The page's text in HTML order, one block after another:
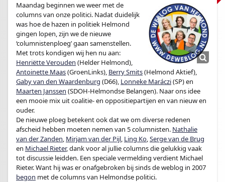
Maandag beginnen we weer met de
columns van onze politici. Nadat duidelijk
was hoe de hazen in politiek Helmond
gingen lopen, zijn we de nieuwe
‘columnistenploeg’ gaan samenstellen.
Met trots kondigen wij hen nu aan:
Henriëtte Verouden (Helder Helmond),
Antoinette Maas(GroenLinks), Berry Smits(Helmond Aktief),
Gaby van den Waardenburg (D66), Lonneke Maráczi(SP) en
Maarten Janssen (SDOH-Helmondse Belangen). Naar ons idee
een mooie mix uit coalitie- en oppositiepartijen en van nieuw en
ouder.
De nieuwe ploeg betekent ook dat we om diverse redenen
afscheid hebben moeten nemen van 5 columnisten. Nathalie
van der Zanden, Mirjam van der Pijl, Ling Ko,Serge van de Brug
en Michael Rieter, dank voor al jullie columns die gelukkig vaak
tot discussie leidden. Een speciale vermelding verdient Michael
Rieter. Want hij was er onafgebroken bij sinds de weblog in 2007
begon met de columns van Helmondse politici.